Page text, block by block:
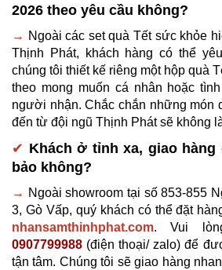
2026 theo yêu cầu không?
→ Ngoài các set quà Tết sức khỏe
Thịnh Phát, khách hàng có thể
chúng tôi thiết kế riêng một hộp quà
theo mong muốn cá nhân hoặc
người nhận. Chắc chắn những món
đến từ đội ngũ Thịnh Phát sẽ không
✔ Khách ở tỉnh xa, giao hàng
bảo không?
→ Ngoài showroom tại số 853-855
nhansamthinhphat.com
0907799988 (điện thoại/ zalo) để
tận tâm. Chúng tôi sẽ giao hàng